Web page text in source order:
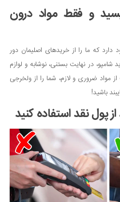
و فقط مواد درون
دارد که ما را از خرید‌های اصلیمان دور
در نهایت بستنی، نوشابه و لوازم
ضروری و لازم، شما را از ولخرجی
باشید!